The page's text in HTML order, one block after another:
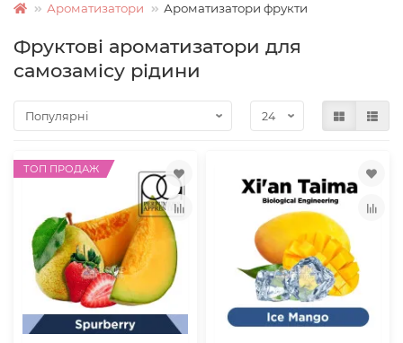
Ароматизатори Ароматизатори фрукти
Фруктові ароматизатори для
самозамісу рідини
ТОП ПРОДАЖ